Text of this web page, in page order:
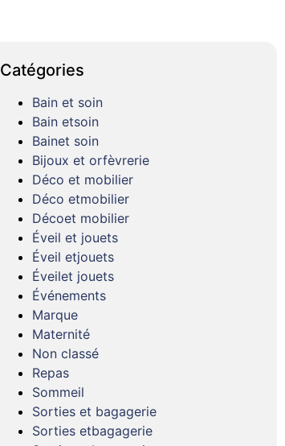
Catégories
Bain et soin
Bain etsoin
Bainet soin
Bijoux et orfèvrerie
Déco et mobilier
Déco etmobilier
Décoet mobilier
Éveil et jouets
Éveil etjouets
Éveilet jouets
Événements
Marque
Maternité
Non classé
Repas
Sommeil
Sorties et bagagerie
Sorties etbagagerie